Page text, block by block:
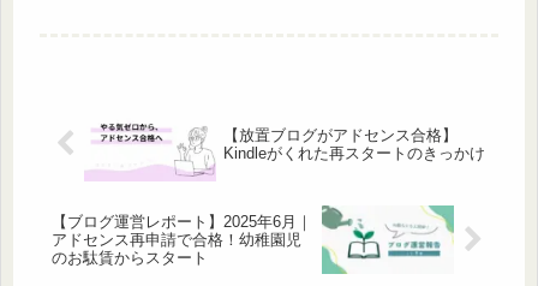
【放置ブログがアドセンス合格】
Kindleがくれた再スタートのきっかけ
【ブログ運営レポート】2025年6月｜
アドセンス再申請で合格！幼稚園児
のお駄賃からスタート